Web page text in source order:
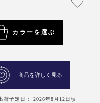
カラーを選ぶ
商品を詳しく見る
荷予定日： 2026年8月12日頃